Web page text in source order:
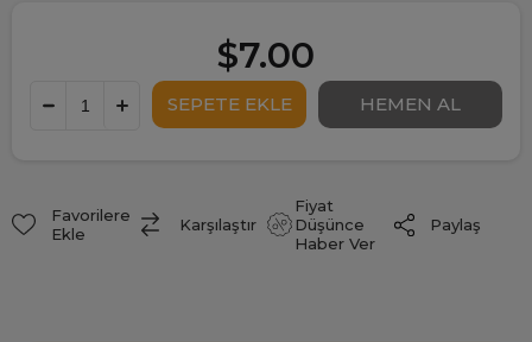
$7.00
Favorilere
Ekle
Karşılaştır
Fiyat
Düşünce
Haber Ver
Paylaş